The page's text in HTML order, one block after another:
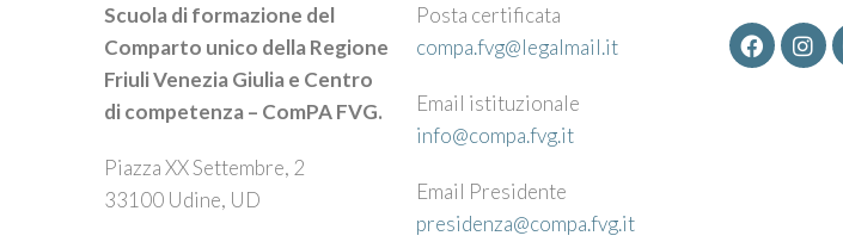
Scuola di formazione del
Comparto unico della Regione
Friuli Venezia Giulia e Centro
di competenza – ComPA FVG.
Piazza XX Settembre, 2
33100 Udine, UD
Posta certificata
compa.fvg@legalmail.it
Email istituzionale
info@compa.fvg.it
Email Presidente
presidenza@compa.fvg.it